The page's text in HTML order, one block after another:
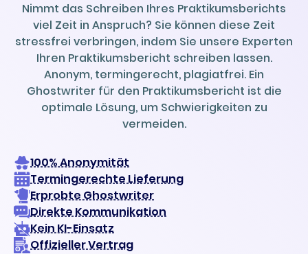
Nimmt das Schreiben Ihres Praktikumsberichts
viel Zeit in Anspruch? Sie können diese Zeit
stressfrei verbringen, indem Sie unsere Experten
Ihren Praktikumsbericht schreiben lassen.
Anonym, termingerecht, plagiatfrei. Ein
Ghostwriter für den Praktikumsbericht ist die
optimale Lösung, um Schwierigkeiten zu
vermeiden.
100% Anonymität
Termingerechte Lieferung
Erprobte Ghostwriter
Direkte Kommunikation
Kein KI-Einsatz
Offizieller Vertrag